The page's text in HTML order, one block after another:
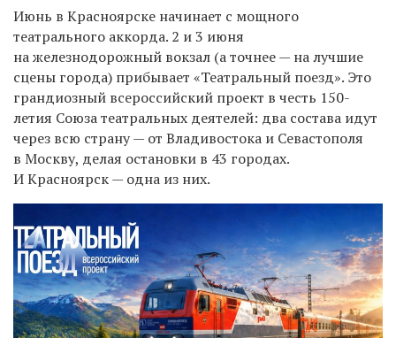
Июнь в Красноярске начинает с мощного
театрального аккорда. 2 и 3 июня
на железнодорожный вокзал (а точнее — на лучшие
сцены города) прибывает «Театральный поезд». Это
грандиозный всероссийский проект в честь 150-
летия Союза театральных деятелей: два состава идут
через всю страну — от Владивостока и Севастополя
в Москву, делая остановки в 43 городах.
И Красноярск — одна из них.